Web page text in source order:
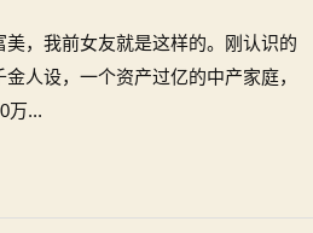
，我前女友就是这样的。刚认识的
人设，一个资产过亿的中产家庭，
万...